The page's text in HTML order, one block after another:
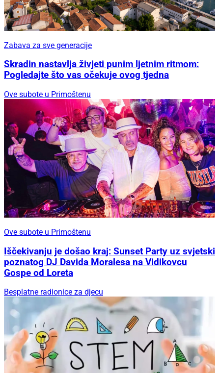
Zabava za sve generacije
Skradin nastavlja živjeti punim ljetnim ritmom:
Pogledajte što vas očekuje ovog tjedna
Ove subote u Primoštenu
Ove subote u Primoštenu
Iščekivanju je došao kraj: Sunset Party uz svjetski
poznatog DJ Davida Moralesa na Vidikovcu
Gospe od Loreta
Besplatne radionice za djecu